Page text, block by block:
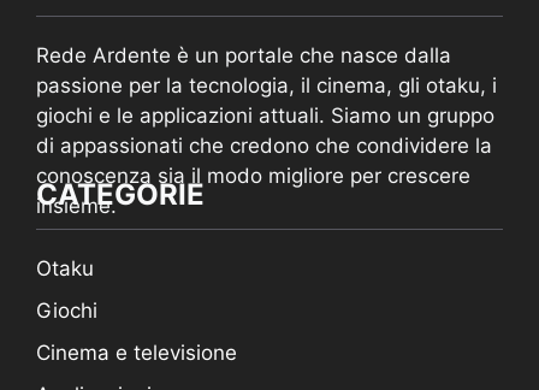
Rede Ardente è un portale che nasce dalla
passione per la tecnologia, il cinema, gli otaku, i
giochi e le applicazioni attuali. Siamo un gruppo
di appassionati che credono che condividere la
conoscenza sia il modo migliore per crescere
insieme.
CATEGORIE
Otaku
Giochi
Cinema e televisione